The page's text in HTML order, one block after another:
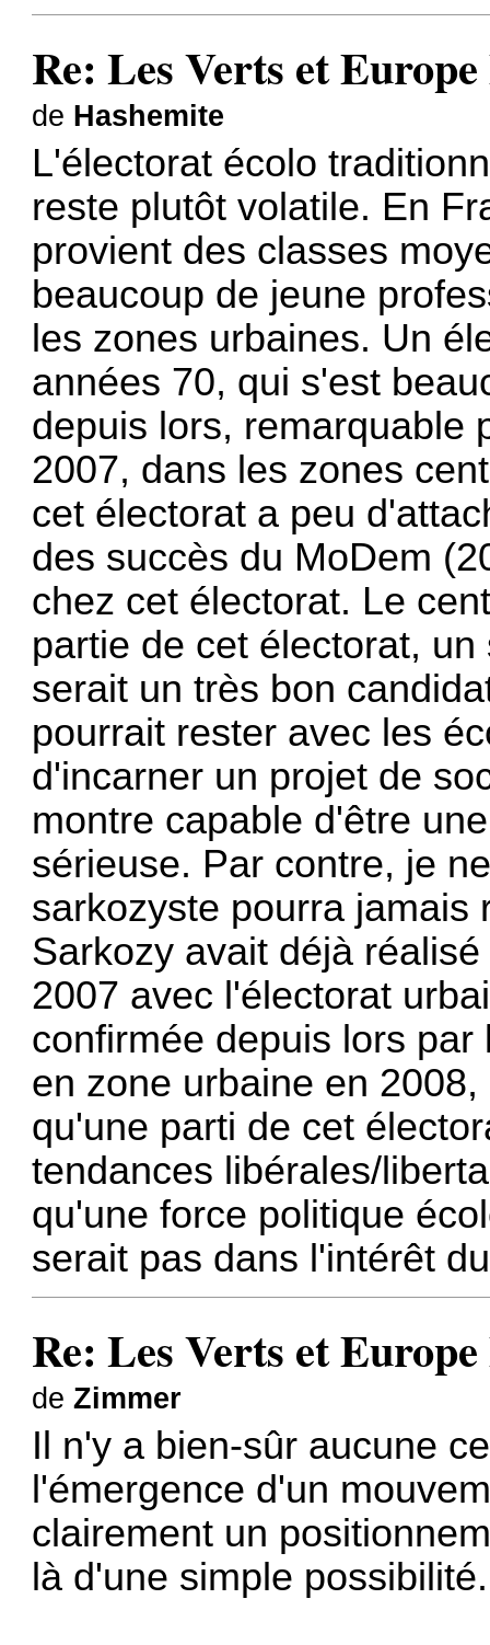
Re: Les Verts et
de Hashemite
L'électorat écolo
reste plutôt volatile. En
provient des classes
beaucoup de jeune
les zones urbaines. Un
années 70, qui s'est
depuis lors, remarquable
2007, dans les zones
cet électorat a peu
des succès du MoDem
chez cet électorat. Le
partie de cet électorat,
serait un très bon
pourrait rester avec les
d'incarner un projet de
montre capable d'être
sérieuse. Par contre, je
sarkozyste pourra jamais
Sarkozy avait déjà
2007 avec l'électorat
confirmée depuis lors
en zone urbaine en
qu'une parti de cet
tendances libérales/
qu'une force politique
serait pas dans l'intérêt
Re: Les Verts et
deZimmer
Il n'y a bien-sûr aucune
l'émergence d'un
clairement un
là d'une simple possibilité.